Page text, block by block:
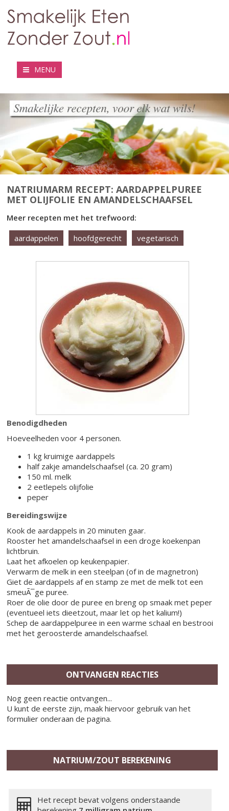
MENU
NATRIUMARM RECEPT: AARDAPPELPUREE
MET OLIJFOLIE EN AMANDELSCHAAFSEL
Meer recepten met het trefwoord:
aardappelen
hoofdgerecht vegetarisch
Benodigdheden
Hoeveelheden voor 4 personen.
1 kg kruimige aardappels
half zakje amandelschaafsel (ca. 20 gram)
150 ml. melk
2 eetlepels olijfolie
peper
Bereidingswijze
Kook de aardappels in 20 minuten gaar.
Rooster het amandelschaafsel in een droge koekenpan
lichtbruin.
Laat het afkoelen op keukenpapier.
Verwarm de melk in een steelpan (of in de magnetron)
Giet de aardappels af en stamp ze met de melk tot een
smeuÃ¯ge puree.
Roer de olie door de puree en breng op smaak met peper
(eventueel iets dieetzout, maar let op het kalium!)
Schep de aardappelpuree in een warme schaal en bestrooi
met het geroosterde amandelschaafsel.
ONTVANGEN REACTIES
Nog geen reactie ontvangen...
U kunt de eerste zijn, maak hiervoor gebruik van het
formulier onderaan de pagina.
NATRIUM/ZOUT BEREKENING
Het recept bevat volgens onderstaande